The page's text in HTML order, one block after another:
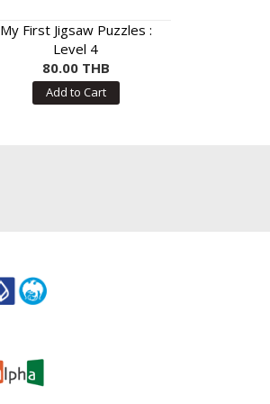
My First Jigsaw Puzzles :
Level 4
80.00 THB
Add to Cart